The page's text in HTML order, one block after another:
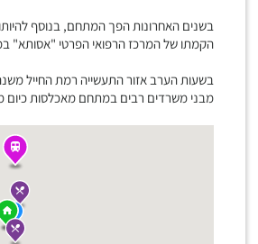
בשנים האחרונות הפך המתחם, בנוסף
הקמתו של המרכז הרפואי הפרטי "אסותא"
בשעות הערב אזור התעשייה רמת החייל
מבני משרדים רבים במתחם מאכלסות כיום